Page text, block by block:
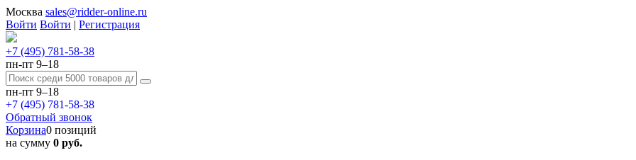
Москва sales@ridder-online.ru
Войти Войти | Регистрация
+7 (495) 781-58-38
пн-пт 9–18
пн-пт 9–18
+7 (495) 781-58-38
Обратный звонок
Корзина0 позиций
на сумму 0 руб.